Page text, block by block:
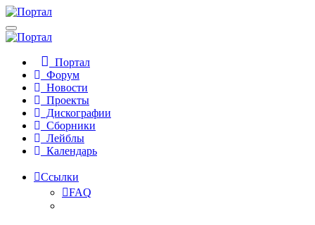
Портал
Форум
Новости
Проекты
Дискографии
Сборники
Лейблы
Календарь
Ссылки
FAQ